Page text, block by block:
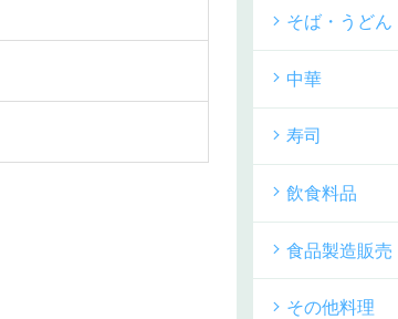
そば・うどん
中華
寿司
飲食料品
食品製造販売
その他料理